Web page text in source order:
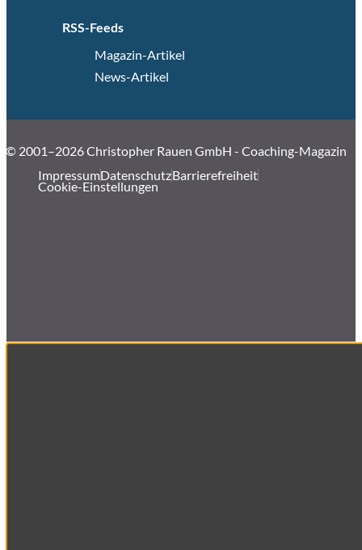
RSS-Feeds
Magazin-Artikel
News-Artikel
© 2001–2026 Christopher Rauen GmbH - Coaching-Magazin
ImpressumDatenschutzBarrierefreiheit
Cookie-Einstellungen